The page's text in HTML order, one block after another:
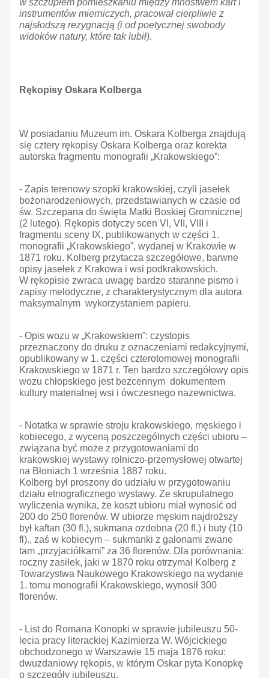
w szczupłem pomieszkaniu między mnóstwem kart i
instrumentów mierniczych, pracował cierpliwie z
najsłodszą rezygnacją (i od poetycznej swobody
widoków natury, które tak lubił).
Rękopisy Oskara Kolberga
W posiadaniu Muzeum im. Oskara Kolberga znajdują
się cztery rękopisy Oskara Kolberga oraz korekta
autorska fragmentu monografii „Krakowskiego”:
- Zapis terenowy szopki krakowskiej, czyli jasełek
bożonarodzeniowych, przedstawianych w czasie od
św. Szczepana do święta Matki Boskiej Gromnicznej
(2 lutego). Rękopis dotyczy scen VI, VII, VIII i
fragmentu sceny IX, publikowanych w części 1.
monografii „Krakowskiego”, wydanej w Krakowie w
1871 roku. Kolberg przytacza szczegółowe, barwne
opisy jasełek z Krakowa i wsi podkrakowskich.
W rękopisie zwraca uwagę bardzo staranne pismo i
zapisy melodyczne, z charakterystycznym dla autora
maksymalnym wykorzystaniem papieru.
- Opis wozu w „Krakowskiem”: czystopis
przeznaczony do druku z oznaczeniami redakcyjnymi,
opublikowany w 1. części czterotomowej monografii
Krakowskiego w 1871 r. Ten bardzo szczegółowy opis
wozu chłopskiego jest bezcennym dokumentem
kultury materialnej wsi i ówczesnego nazewnictwa.
- Notatka w sprawie stroju krakowskiego, męskiego i
kobiecego, z wyceną poszczególnych części ubioru –
związana być może z przygotowaniami do
krakowskiej wystawy rolniczo-przemysłowej otwartej
na Błoniach 1 września 1887 roku.
Kolberg był proszony do udziału w przygotowaniu
działu etnograficznego wystawy. Ze skrupulatnego
wyliczenia wynika, że koszt ubioru miał wynosić od
200 do 250 florenów. W ubiorze męskim najdroższy
był kaftan (30 fl.), sukmana ozdobna (20 fl.) i buty (10
fl)., zaś w kobiecym – sukmanki z galonami zwane
tam „przyjaciółkami” za 36 florenów. Dla porównania:
roczny zasiłek, jaki w 1870 roku otrzymał Kolberg z
Towarzystwa Naukowego Krakowskiego na wydanie
1. tomu monografii Krakowskiego, wynosił 300
florenów.
- List do Romana Konopki w sprawie jubileuszu 50-
lecia pracy literackiej Kazimierza W. Wójcickiego
obchodzonego w Warszawie 15 maja 1876 roku:
dwuzdaniowy rękopis, w którym Oskar pyta Konopkę
o szczegóły jubileuszu.